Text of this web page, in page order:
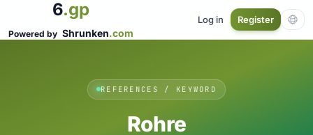
6.gp
Powered by Shrunken.com
Log in Register
REFERENCES / KEYWORD
Rohre